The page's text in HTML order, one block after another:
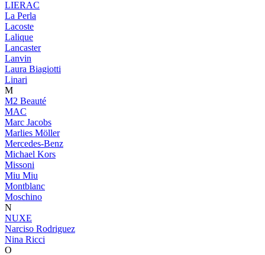
LIERAC
La Perla
Lacoste
Lalique
Lancaster
Lanvin
Laura Biagiotti
Linari
M
M2 Beauté
MAC
Marc Jacobs
Marlies Möller
Mercedes-Benz
Michael Kors
Missoni
Miu Miu
Montblanc
Moschino
N
NUXE
Narciso Rodriguez
Nina Ricci
O